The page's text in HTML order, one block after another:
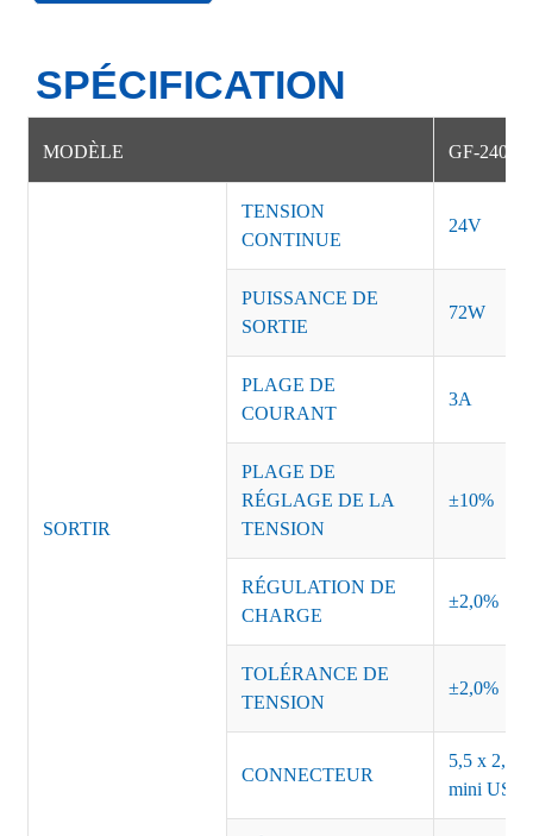
SPÉCIFICATION
MODÈLE GF-
SORTIR
TENSION
CONTINUE
24V
PUISSANCE DE
SORTIE
72W
PLAGE DE
COURANT
3A
PLAGE DE
RÉGLAGE DE LA
TENSION
±10%
RÉGULATION DE
CHARGE
±2,0%
TOLÉRANCE DE
TENSION
±2,0%
CONNECTEUR
5,5 x 2,5,
mini USB